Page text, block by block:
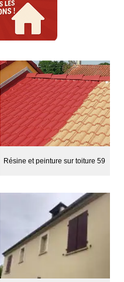
Résine et peinture sur toiture 59